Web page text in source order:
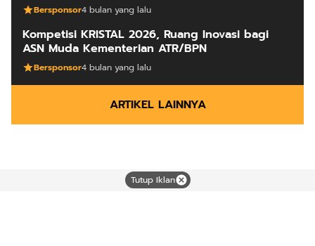
Bersponsor4 bulan yang lalu
Kompetisi KRISTAL 2026, Ruang Inovasi bagi
ASN Muda Kementerian ATR/BPN
Bersponsor4 bulan yang lalu
ARTIKEL LAINNYA
Tutup Iklan